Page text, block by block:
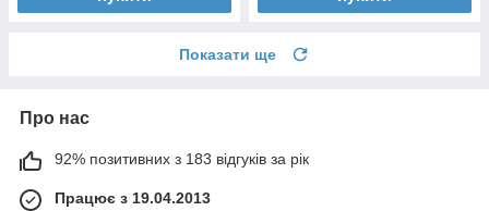
Показати ще
Про нас
92% позитивних з 183 відгуків за рік
Працює з 19.04.2013